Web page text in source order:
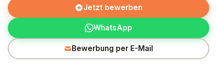
Jetzt bewerben
WhatsApp
Bewerbung per E-Mail